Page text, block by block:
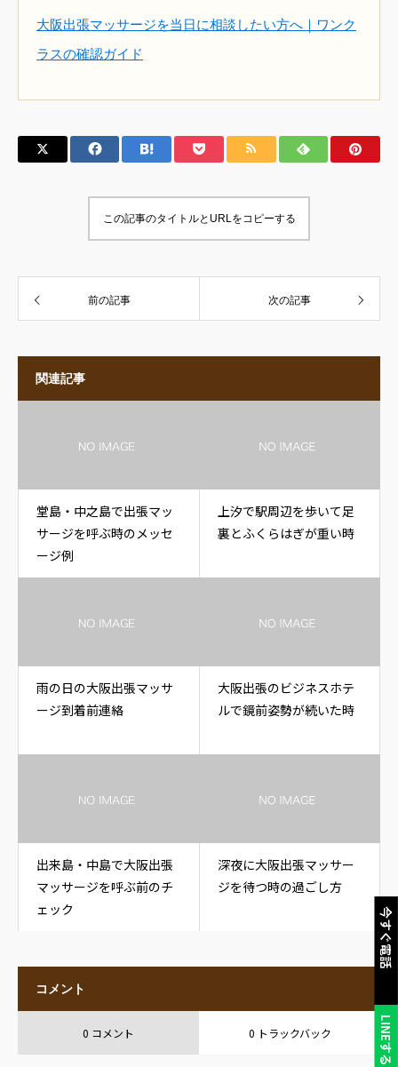
今すぐ電話
LINEする
大阪出張マッサージを当日に相談したい方へ｜ワンク
ラスの確認ガイド
この記事のタイトルとURLをコピーする
前の記事 次の記事
関連記事
堂島・中之島で出張マッ
サージを呼ぶ時のメッセ
ージ例
上汐で駅周辺を歩いて足
裏とふくらはぎが重い時
雨の日の大阪出張マッサ
ージ到着前連絡
大阪出張のビジネスホテ
ルで鏡前姿勢が続いた時
出来島・中島で大阪出張
マッサージを呼ぶ前のチ
ェック
深夜に大阪出張マッサー
ジを待つ時の過ごし方
コメント
0 コメント 0 トラックバック